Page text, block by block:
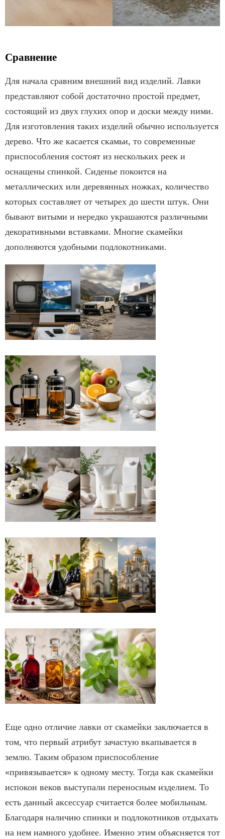
Сравнение
Для начала сравним внешний вид изделий. Лавки
представляют собой достаточно простой предмет,
состоящий из двух глухих опор и доски между ними.
Для изготовления таких изделий обычно используется
дерево. Что же касается скамьи, то современные
приспособления состоят из нескольких реек и
оснащены спинкой. Сиденье покоится на
металлических или деревянных ножках, количество
которых составляет от четырех до шести штук. Они
бывают витыми и нередко украшаются различными
декоративными вставками. Многие скамейки
дополняются удобными подлокотниками.
Еще одно отличие лавки от скамейки заключается в
том, что первый атрибут зачастую вкапывается в
землю. Таким образом приспособление
«привязывается» к одному месту. Тогда как скамейки
испокон веков выступали переносным изделием. То
есть данный аксессуар считается более мобильным.
Благодаря наличию спинки и подлокотников отдыхать
на нем намного удобнее. Именно этим объясняется тот